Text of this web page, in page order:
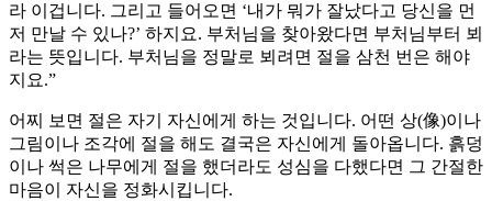
라 이겁니다. 그리고 들어오면 ‘내가 뭐가 잘났다고 당신을 먼
저 만날 수 있나?’ 하지요. 부처님을 찾아왔다면 부처님부터 뵈
라는 뜻입니다. 부처님을 정말로 뵈려면 절을 삼천 번은 해야
지요.”
어찌 보면 절은 자기 자신에게 하는 것입니다. 어떤 상(像)이나
그림이나 조각에 절을 해도 결국은 자신에게 돌아옵니다. 흙덩
이나 썩은 나무에게 절을 했더라도 성심을 다했다면 그 간절한
마음이 자신을 정화시킵니다.